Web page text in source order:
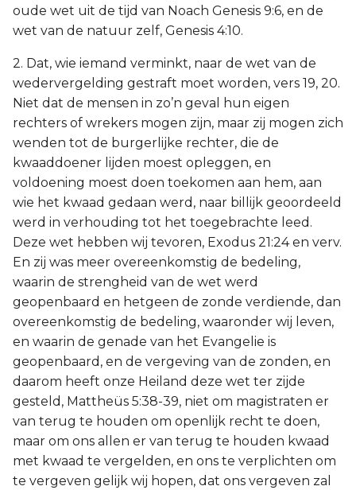
oude wet uit de tijd van Noach Genesis 9:6, en de
wet van de natuur zelf, Genesis 4:10.
2. Dat, wie iemand verminkt, naar de wet van de
wedervergelding gestraft moet worden, vers 19, 20.
Niet dat de mensen in zo’n geval hun eigen
rechters of wrekers mogen zijn, maar zij mogen zich
wenden tot de burgerlijke rechter, die de
kwaaddoener lijden moest opleggen, en
voldoening moest doen toekomen aan hem, aan
wie het kwaad gedaan werd, naar billijk geoordeeld
werd in verhouding tot het toegebrachte leed.
Deze wet hebben wij tevoren, Exodus 21:24 en verv.
En zij was meer overeenkomstig de bedeling,
waarin de strengheid van de wet werd
geopenbaard en hetgeen de zonde verdiende, dan
overeenkomstig de bedeling, waaronder wij leven,
en waarin de genade van het Evangelie is
geopenbaard, en de vergeving van de zonden, en
daarom heeft onze Heiland deze wet ter zijde
gesteld, Mattheüs 5:38-39, niet om magistraten er
van terug te houden om openlijk recht te doen,
maar om ons allen er van terug te houden kwaad
met kwaad te vergelden, en ons te verplichten om
te vergeven gelijk wij hopen, dat ons vergeven zal